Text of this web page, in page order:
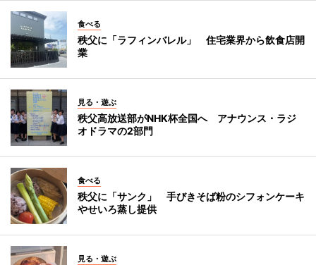
食べる
秩父に「ラフィンバレル」 住宅業界から飲食店開
業
見る・遊ぶ
秩父高放送部がNHK杯全国へ アナウンス・ラジ
オドラマの2部門
食べる
秩父に「サンク」 手びきそば粉のシフォンケーキ
やせいろ蒸し提供
見る・遊ぶ